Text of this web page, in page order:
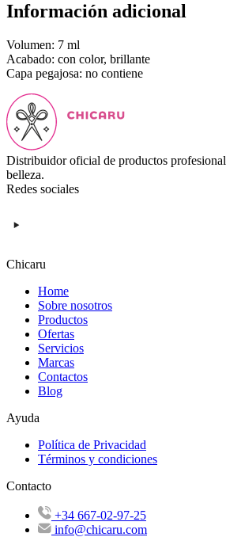
Información adicional
Volumen: 7 ml
Acabado: con color, brillante
Capa pegajosa: no contiene
Distribuidor oficial de productos
belleza.
Redes sociales
Chicaru
Home
Sobre nosotros
Productos
Ofertas
Servicios
Marcas
Contactos
Blog
Ayuda
Política de Privacidad
Términos y condiciones
Contacto
+34 667-02-97-25
info@chicaru.com